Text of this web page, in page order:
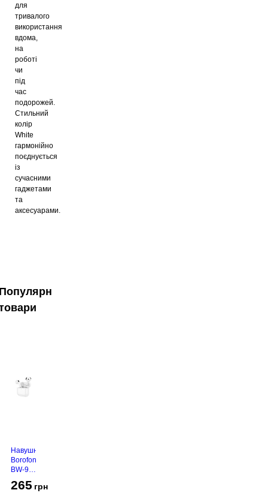
для
тривалого
використання
вдома,
на
роботі
чи
під
час
подорожей.
Стильний
колір
White
гармонійно
поєднується
із
сучасними
гаджетами
та
аксесуарами.
Навушники
Borofone
BW-94
265 грн